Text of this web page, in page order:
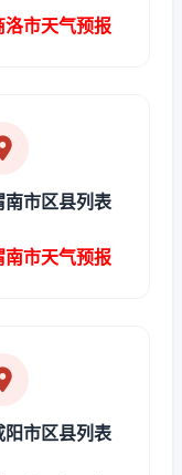
洛市天气预报
南市区县列表
南市天气预报
阳市区县列表